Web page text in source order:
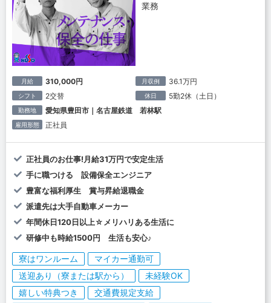
業務
月給 310,000円 月収例 36.1万円
シフト 2交替 休日 5勤2休（土日）
勤務地 愛知県豊田市｜名古屋鉄道 若林駅
雇用形態 正社員
正社員のお仕事!月給31万円で安定生活
手に職つける 設備保全エンジニア
豊富な福利厚生 賞与昇給退職金
派遣先は大手自動車メーカー
年間休日120日以上☆メリハリある生活に
研修中も時給1500円 生活も安心♪
寮はワンルーム
マイカー通勤可
送迎あり（寮または駅から）
未経験OK
嬉しい特典つき
交通費規定支給